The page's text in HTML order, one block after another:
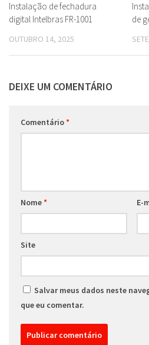
Instalação de fechadura
digital Intelbras FR-1001
OUTUBRO 14, 2025
de
DEIXE UM COMENTÁRIO
Comentário*
Nome* E-
Site
Salvar meus dados neste
que eu comentar.